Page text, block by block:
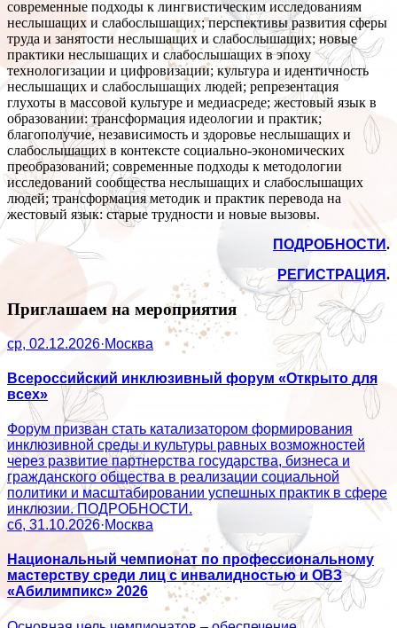
современные подходы к лингвистическим исследованиям
неслышащих и слабослышащих; перспективы развития сферы
труда и занятости неслышащих и слабослышащих; новые
практики неслышащих и слабослышащих в эпоху
технологизации и цифровизации; культура и идентичность
неслышащих и слабослышащих людей; репрезентация
глухоты в массовой культуре и медиасреде; жестовый язык в
образовании: трансформация идеологии и практик;
благополучие, независимость и здоровье неслышащих и
слабослышащих в контексте социально-экономических
преобразований; современные подходы к методологии
исследований сообщества неслышащих и слабослышащих
людей; трансформация методик и практик перевода на
жестовый язык: старые трудности и новые вызовы.
ПОДРОБНОСТИ.
РЕГИСТРАЦИЯ.
Приглашаем на мероприятия
ср, 02.12.2026·Москва
Всероссийский инклюзивный форум «Открыто для
всех»
Форум призван стать катализатором формирования
инклюзивной среды и культуры равных возможностей
через развитие партнерства государства, бизнеса и
гражданского общества в реализации социальной
политики и масштабировании успешных практик в сфере
инклюзии. ПОДРОБНОСТИ.
сб, 31.10.2026·Москва
Национальный чемпионат по профессиональному
мастерству среди лиц с инвалидностью и ОВЗ
«Абилимпикс» 2026